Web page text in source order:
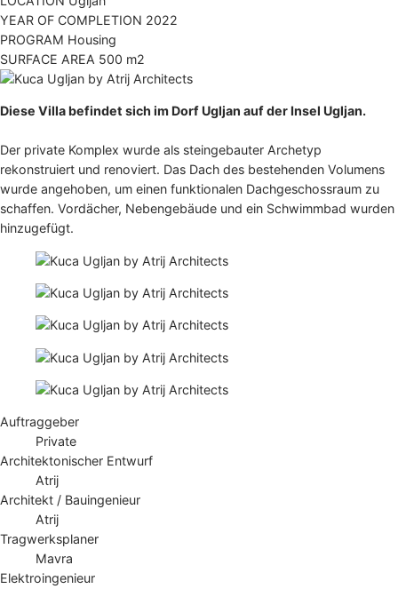
YEAR OF COMPLETION 2022
PROGRAM Housing
SURFACE AREA 500 m2
Diese Villa befindet sich im Dorf Ugljan auf der Insel Ugljan.
Der private Komplex wurde als steingebauter Archetyp
rekonstruiert und renoviert. Das Dach des bestehenden Volumens
wurde angehoben, um einen funktionalen Dachgeschossraum zu
schaffen. Vordächer, Nebengebäude und ein Schwimmbad wurden
hinzugefügt.
Auftraggeber
Private
Architektonischer Entwurf
Atrij
Architekt / Bauingenieur
Atrij
Tragwerksplaner
Mavra
Elektroingenieur